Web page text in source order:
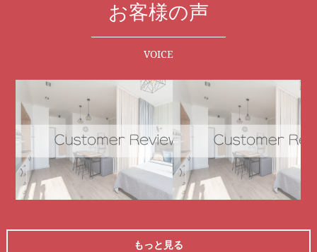
お客様の声
VOICE
もっと見る